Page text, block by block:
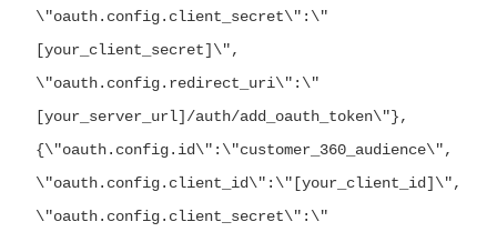
\"oauth.config.client_secret\":\"
[your_client_secret]\",
\"oauth.config.redirect_uri\":\"
[your_server_url]/auth/add_oauth_token\"},
{\"oauth.config.id\":\"customer_360_audience\",
\"oauth.config.client_id\":\"[your_client_id]\",
\"oauth.config.client_secret\":\"